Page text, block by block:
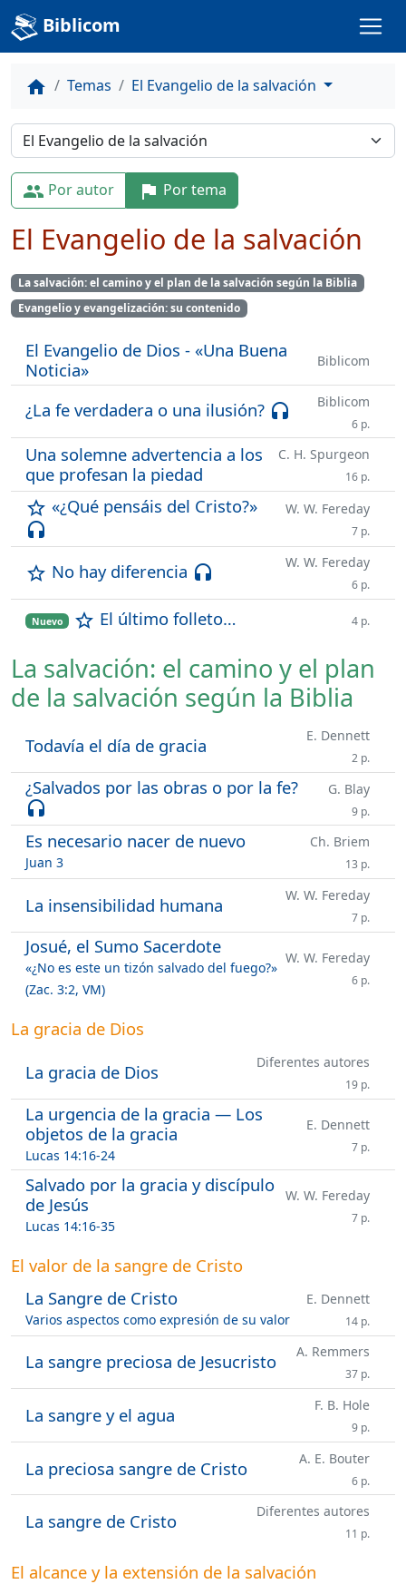
Biblicom
home Temas El Evangelio de la salvación
people Por autor flag Por tema
El Evangelio de la salvación
La salvación: el camino y el plan de la salvación según la Biblia
Evangelio y evangelización: su contenido
El Evangelio de Dios - «Una Buena
Noticia»
Biblicom
¿La fe verdadera o una ilusión? headset
Biblicom
6 p.
Una solemne advertencia a los
que profesan la piedad
C. H. Spurgeon
16 p.
star_outline «¿Qué pensáis del Cristo?»
headset
W. W. Fereday
7 p.
star_outline No hay diferencia headset
W. W. Fereday
6 p.
Nuevo star_outline El último folleto… 4 p.
La salvación: el camino y el plan
de la salvación según la Biblia
Todavía el día de gracia E. Dennett
2 p.
¿Salvados por las obras o por la fe?
headset
G. Blay
9 p.
Es necesario nacer de nuevo
Juan 3
Ch. Briem
13 p.
La insensibilidad humana W. W. Fereday
7 p.
Josué, el Sumo Sacerdote
«¿No es este un tizón salvado del fuego?»
(Zac. 3:2, VM)
W. W. Fereday
6 p.
La gracia de Dios
La gracia de Dios
Diferentes autores
19 p.
La urgencia de la gracia — Los
objetos de la gracia
Lucas 14:16-24
E. Dennett
7 p.
Salvado por la gracia y discípulo
de Jesús
Lucas 14:16-35
W. W. Fereday
7 p.
El valor de la sangre de Cristo
La Sangre de Cristo
Varios aspectos como expresión de su valor
E. Dennett
14 p.
La sangre preciosa de Jesucristo A. Remmers
37 p.
La sangre y el agua F. B. Hole
9 p.
La preciosa sangre de Cristo A. E. Bouter
6 p.
La sangre de Cristo Diferentes autores
11 p.
El alcance y la extensión de la salvación